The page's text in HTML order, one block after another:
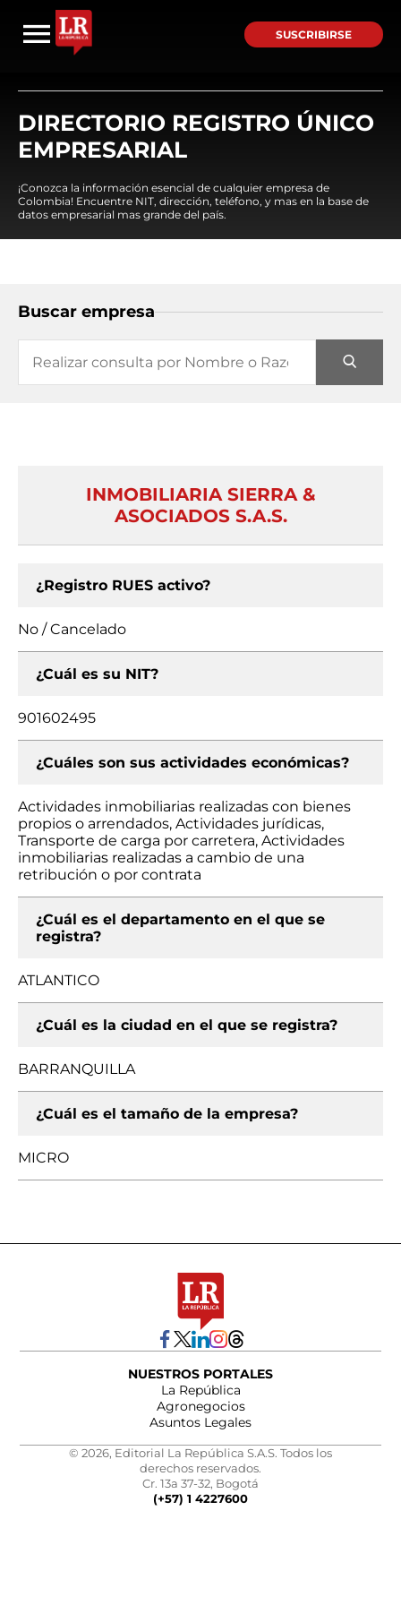
SUSCRIBIRSE
DIRECTORIO REGISTRO ÚNICO
EMPRESARIAL
¡Conozca la información esencial de cualquier empresa de
Colombia! Encuentre NIT, dirección, teléfono, y mas en la base de
datos empresarial mas grande del país.
Buscar empresa
INMOBILIARIA SIERRA &
ASOCIADOS S.A.S.
¿Registro RUES activo?
No / Cancelado
¿Cuál es su NIT?
901602495
¿Cuáles son sus actividades económicas?
Actividades inmobiliarias realizadas con bienes
propios o arrendados, Actividades jurídicas,
Transporte de carga por carretera, Actividades
inmobiliarias realizadas a cambio de una
retribución o por contrata
¿Cuál es el departamento en el que se
registra?
ATLANTICO
¿Cuál es la ciudad en el que se registra?
BARRANQUILLA
¿Cuál es el tamaño de la empresa?
MICRO
NUESTROS PORTALES
La República
Agronegocios
Asuntos Legales
© 2026, Editorial La República S.A.S. Todos los
derechos reservados.
Cr. 13a 37-32, Bogotá
(+57) 1 4227600